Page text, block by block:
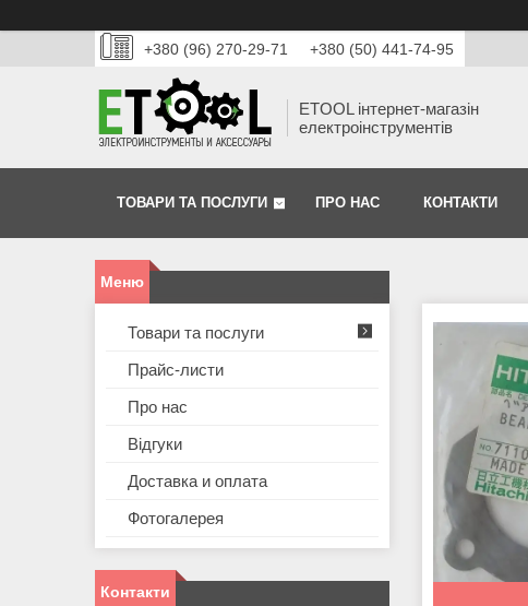
+380 (96) 270-29-71 +380 (50) 441-74-95
ETOOL інтернет-магазін
електроінструментів
ТОВАРИ ТА ПОСЛУГИ ПРО НАС КОНТАКТИ
Товари та послуги
Прайс-листи
Про нас
Відгуки
Доставка и оплата
Фотогалерея
Контакти